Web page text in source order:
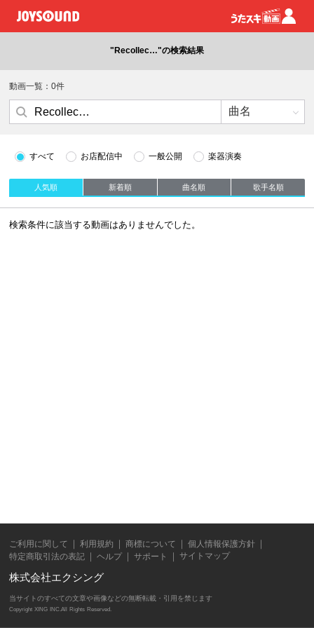
"Recollec…"の検索結果
動画一覧：0件
すべて お店配信中 一般公開 楽器演奏
人気順 新着順 曲名順 歌手名順
検索条件に該当する動画はありませんでした。
ご利用に関して 利用規約 商標について
個人情報保護方針
特定商取引法の表記
ヘルプ サポート サイトマップ
株式会社エクシング
当サイトのすべての文章や画像などの無断転載・引用を禁じます
Copyright XING INC.All Rights Reserved.